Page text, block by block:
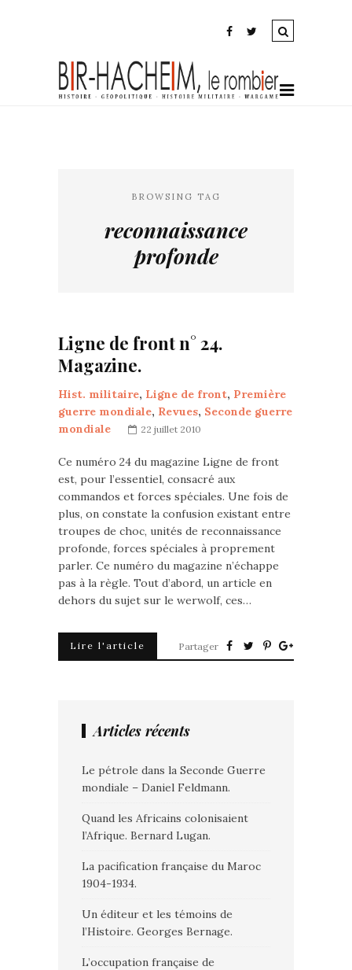
BROWSING TAG
reconnaissance
profonde
Ligne de front n° 24.
Magazine.
Hist. militaire, Ligne de front, Première
guerre mondiale, Revues, Seconde guerre
mondiale
22 juillet 2010
Ce numéro 24 du magazine Ligne de front
est, pour l’essentiel, consacré aux
commandos et forces spéciales. Une fois de
plus, on constate la confusion existant entre
troupes de choc, unités de reconnaissance
profonde, forces spéciales à proprement
parler. Ce numéro du magazine n’échappe
pas à la règle. Tout d’abord, un article en
dehors du sujet sur le werwolf, ces…
Lire l'article Partager
Articles récents
Le pétrole dans la Seconde Guerre
mondiale – Daniel Feldmann.
Quand les Africains colonisaient
l’Afrique. Bernard Lugan.
La pacification française du Maroc
1904-1934.
Un éditeur et les témoins de
l’Histoire. Georges Bernage.
L’occupation française de